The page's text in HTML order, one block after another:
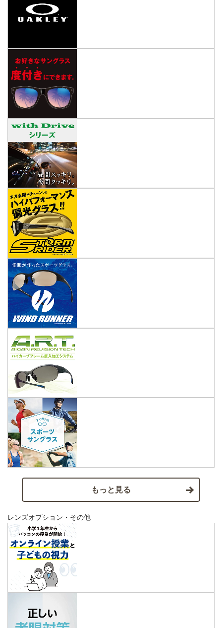
もっと見る
レンズオプション・その他